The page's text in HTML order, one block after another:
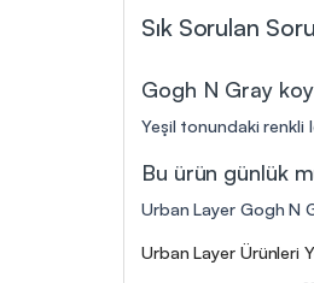
Sık Sorulan
Gogh N Gray
Yeşil tonundaki
Bu ürün günlük
Urban Layer Gogh N
Urban Layer Ürünleri